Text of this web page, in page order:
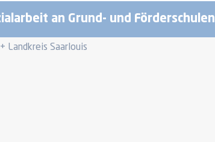
an Grund- und Förderschulen
Landkreis Saarlouis